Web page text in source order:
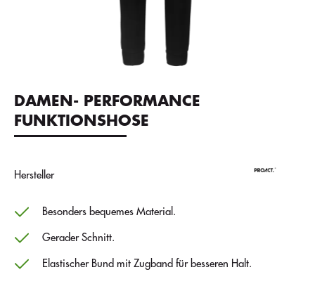
DAMEN- PERFORMANCE
FUNKTIONSHOSE
Hersteller
Besonders bequemes Material.
Gerader Schnitt.
Elastischer Bund mit Zugband für besseren Halt.